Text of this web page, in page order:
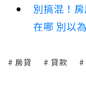
別搞混！
在哪 別以
房貸 貸款